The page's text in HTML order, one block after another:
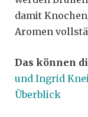
damit
Aromen
Das können
und Ingrid
Überblick